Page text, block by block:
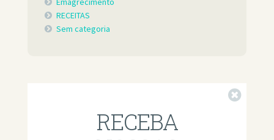
RECEITAS
Sem categoria
RECEBA